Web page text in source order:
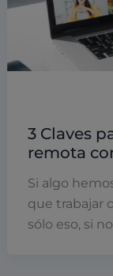
3 Claves
remota
Si algo
que trabajar
sólo eso, si no